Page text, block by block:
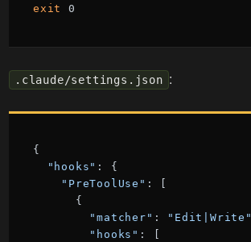
exit 0
.claude/settings.json :
{
"hooks" : {
"PreToolUse" : [
      {
"matcher" : "Edit|Write"
"hooks" : [